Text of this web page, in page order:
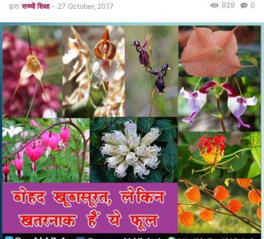
द्वारा सच्ची शिक्षा - 27 October, 2017 0
939